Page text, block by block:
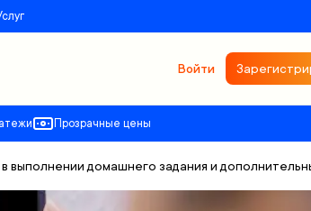
Войти
Прозрачные цены
выполнении домашнего задания и